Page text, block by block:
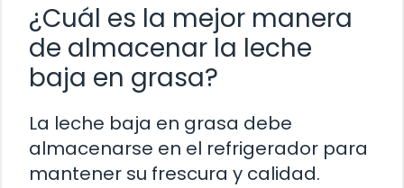
¿Cuál es la mejor manera
de almacenar la leche
baja en grasa?
La leche baja en grasa debe
almacenarse en el refrigerador para
mantener su frescura y calidad.